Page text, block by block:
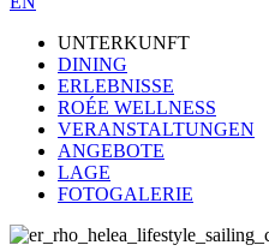
UNTERKUNFT
DINING
ERLEBNISSE
ROÉE WELLNESS
VERANSTALTUNGEN
ANGEBOTE
LAGE
FOTOGALERIE